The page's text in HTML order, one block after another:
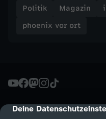
cmp-dialog-
Deine
V
d
e
Politik Magazin
phoenix vor ort